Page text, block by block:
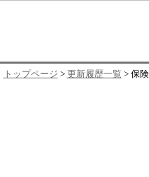
トップページ > 更新履歴一覧 > 保